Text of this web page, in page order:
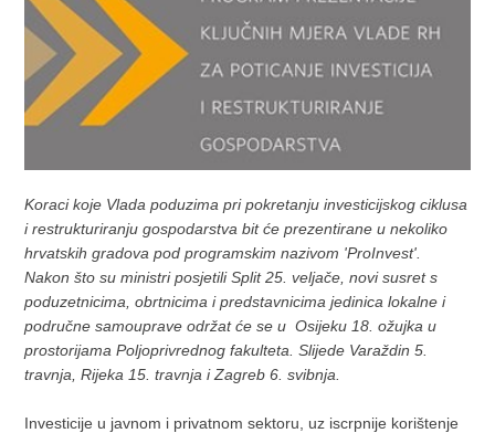
Koraci koje Vlada poduzima pri pokretanju investicijskog ciklusa
i restrukturiranju gospodarstva bit će prezentirane u nekoliko
hrvatskih gradova pod programskim nazivom 'ProInvest'.
Nakon što su ministri posjetili Split 25. veljače, novi susret s
poduzetnicima, obrtnicima i predstavnicima jedinica lokalne i
područne samouprave održat će se u Osijeku 18. ožujka u
prostorijama Poljoprivrednog fakulteta. Slijede Varaždin 5.
travnja, Rijeka 15. travnja i Zagreb 6. svibnja.
Investicije u javnom i privatnom sektoru, uz iscrpnije korištenje